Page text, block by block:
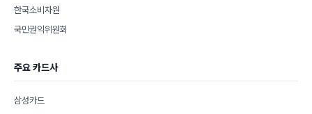
한국소비자원
국민권익위원회
주요 카드사
삼성카드